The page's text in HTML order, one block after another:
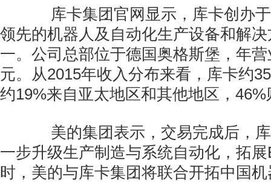
库卡集团官网显示，库卡创办于
领先的机器人及自动化生产设备和解
一。公司总部位于德国奥格斯堡，年
元。从2015年收入分布来看，库卡约
约19%来自亚太地区和其他地区，
美的集团表示，交易完成后，库
一步升级生产制造与系统自动化，拓
时，美的与库卡集团将联合开拓中国